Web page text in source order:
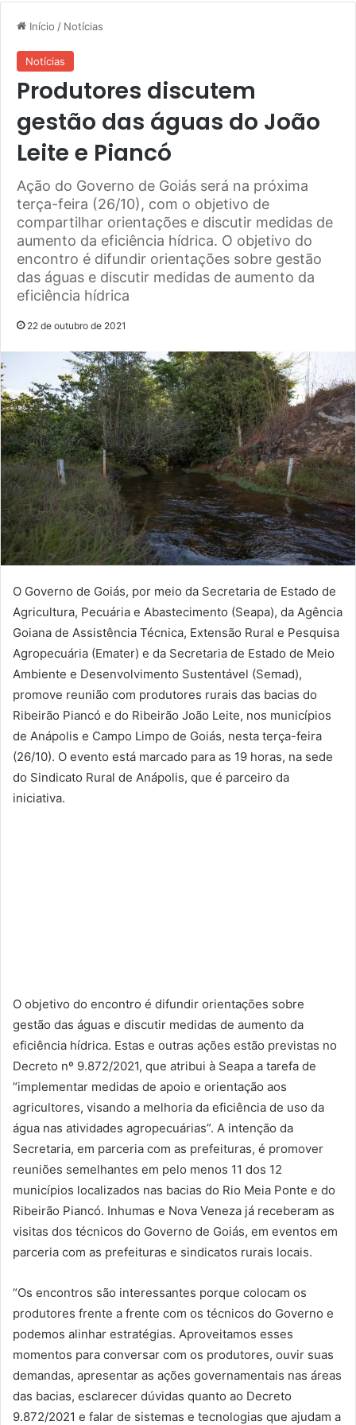
Início / Notícias
Notícias
Produtores discutem
gestão das águas do João
Leite e Piancó
Ação do Governo de Goiás será na próxima
terça-feira (26/10), com o objetivo de
compartilhar orientações e discutir medidas de
aumento da eficiência hídrica. O objetivo do
encontro é difundir orientações sobre gestão
das águas e discutir medidas de aumento da
eficiência hídrica
22 de outubro de 2021
O Governo de Goiás, por meio da Secretaria de Estado de
Agricultura, Pecuária e Abastecimento (Seapa), da Agência
Goiana de Assistência Técnica, Extensão Rural e Pesquisa
Agropecuária (Emater) e da Secretaria de Estado de Meio
Ambiente e Desenvolvimento Sustentável (Semad),
promove reunião com produtores rurais das bacias do
Ribeirão Piancó e do Ribeirão João Leite, nos municípios
de Anápolis e Campo Limpo de Goiás, nesta terça-feira
(26/10). O evento está marcado para as 19 horas, na sede
do Sindicato Rural de Anápolis, que é parceiro da
iniciativa.
O objetivo do encontro é difundir orientações sobre
gestão das águas e discutir medidas de aumento da
eficiência hídrica. Estas e outras ações estão previstas no
Decreto nº 9.872/2021, que atribui à Seapa a tarefa de
“implementar medidas de apoio e orientação aos
agricultores, visando a melhoria da eficiência de uso da
água nas atividades agropecuárias”. A intenção da
Secretaria, em parceria com as prefeituras, é promover
reuniões semelhantes em pelo menos 11 dos 12
municípios localizados nas bacias do Rio Meia Ponte e do
Ribeirão Piancó. Inhumas e Nova Veneza já receberam as
visitas dos técnicos do Governo de Goiás, em eventos em
parceria com as prefeituras e sindicatos rurais locais.
“Os encontros são interessantes porque colocam os
produtores frente a frente com os técnicos do Governo e
podemos alinhar estratégias. Aproveitamos esses
momentos para conversar com os produtores, ouvir suas
demandas, apresentar as ações governamentais nas áreas
das bacias, esclarecer dúvidas quanto ao Decreto
9.872/2021 e falar de sistemas e tecnologias que ajudam a